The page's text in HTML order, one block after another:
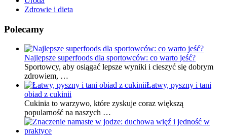
Zdrowie i dieta
Polecamy
Najlepsze superfoods dla sportowców: co warto jeść?
Sportowcy, aby osiągać lepsze wyniki i cieszyć się dobrym
zdrowiem, …
Łatwy, pyszny i tani
obiad z cukinii
Cukinia to warzywo, które zyskuje coraz większą
popularność na naszych …